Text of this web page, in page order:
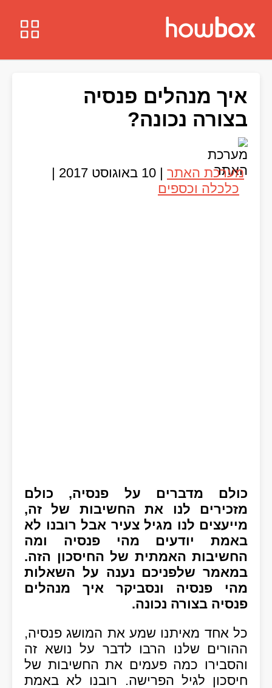
איך מנהלים פנסיה
בצורה נכונה?
מערכת האתר | 10 באוגוסט 2017
|
כלכלה וכספים
כולם מדברים על פנסיה, כולם
מזכירים לנו את החשיבות של זה,
מייעצים לנו מגיל צעיר אבל רובנו לא
באמת יודעים מהי פנסיה ומה
החשיבות האמתית של החיסכון הזה.
במאמר שלפניכם נענה על השאלות
מהי פנסיה ונסביקר איך מנהלים
פנסיה בצורה נכונה.
כל אחד מאיתנו שמע את המושג פנסיה,
ההורים שלנו הרבו לדבר על נושא זה
והסבירו כמה פעמים את החשיבות של
חיסכון לגיל הפרישה. רובנו לא באמת